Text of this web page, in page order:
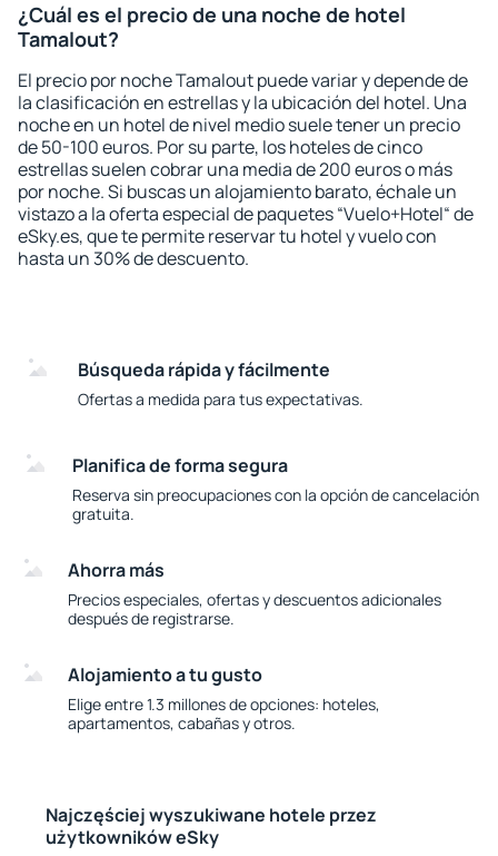
¿Cuál es el precio de una noche de hotel
Tamalout?
El precio por noche Tamalout puede variar y depende de
la clasificación en estrellas y la ubicación del hotel. Una
noche en un hotel de nivel medio suele tener un precio
de 50-100 euros. Por su parte, los hoteles de cinco
estrellas suelen cobrar una media de 200 euros o más
por noche. Si buscas un alojamiento barato, échale un
vistazo a la oferta especial de paquetes “Vuelo+Hotel“ de
eSky.es, que te permite reservar tu hotel y vuelo con
hasta un 30% de descuento.
Búsqueda rápida y fácilmente
Ofertas a medida para tus expectativas.
Planifica de forma segura
Reserva sin preocupaciones con la opción de cancelación
gratuita.
Ahorra más
Precios especiales, ofertas y descuentos adicionales
después de registrarse.
Alojamiento a tu gusto
Elige entre 1.3 millones de opciones: hoteles,
apartamentos, cabañas y otros.
Najczęściej wyszukiwane hotele przez
użytkowników eSky